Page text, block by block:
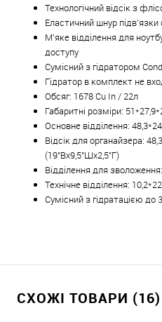
Технологічний відсік з
Еластичний шнур
М'яке відділення для
доступу
Сумісний з гідратором
Гідратор в комплект не
Обсяг: 1678 Cu In / 22л
Габаритні розміри:
Основне відділення:
Відсік для органайзера:
(19"Вx9,5"Шx2,5"Г)
Відділення для
Технічне відділення:
Сумісний з гідратацією до
СХОЖІ ТОВАРИ (16)